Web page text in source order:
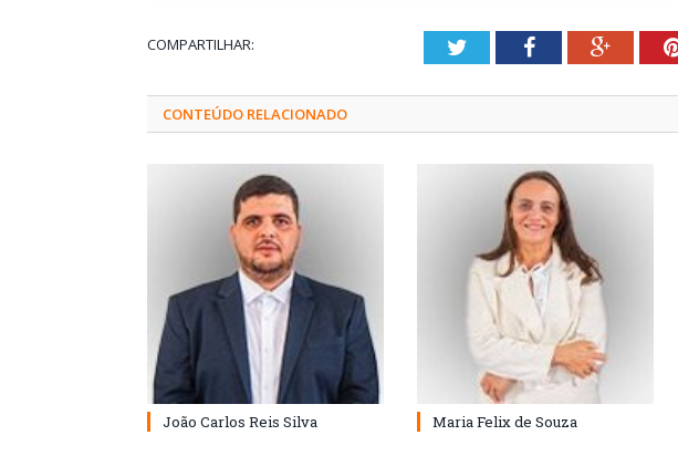
COMPARTILHAR: TwitterFacebook
CONTEÚDO RELACIONADO
João Carlos Reis Silva Maria Felix de Souza